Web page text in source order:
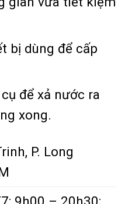
bị dùng để cấp
để xả nước ra
xong.
P. Long